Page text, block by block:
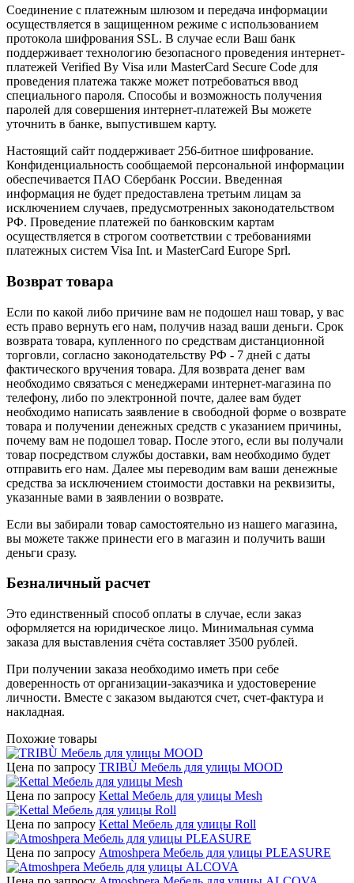
Соединение с платежным шлюзом и передача информации
осуществляется в защищенном режиме с использованием
протокола шифрования SSL. В случае если Ваш банк
поддерживает технологию безопасного проведения интернет-
платежей Verified By Visa или MasterCard Secure Code для
проведения платежа также может потребоваться ввод
специального пароля. Способы и возможность получения
паролей для совершения интернет-платежей Вы можете
уточнить в банке, выпустившем карту.
Настоящий сайт поддерживает 256-битное шифрование.
Конфиденциальность сообщаемой персональной информации
обеспечивается ПАО Сбербанк России. Введенная
информация не будет предоставлена третьим лицам за
исключением случаев, предусмотренных законодательством
РФ. Проведение платежей по банковским картам
осуществляется в строгом соответствии с требованиями
платежных систем Visa Int. и MasterCard Europe Sprl.
Возврат товара
Если по какой либо причине вам не подошел наш товар, у вас
есть право вернуть его нам, получив назад ваши деньги. Срок
возврата товара, купленного по средствам дистанционной
торговли, согласно законодательству РФ - 7 дней с даты
фактического вручения товара. Для возврата денег вам
необходимо связаться с менеджерами интернет-магазина по
телефону, либо по электронной почте, далее вам будет
необходимо написать заявление в свободной форме о возврате
товара и получении денежных средств с указанием причины,
почему вам не подошел товар. После этого, если вы получали
товар посредством службы доставки, вам необходимо будет
отправить его нам. Далее мы переводим вам ваши денежные
средства за исключением стоимости доставки на реквизиты,
указанные вами в заявлении о возврате.
Если вы забирали товар самостоятельно из нашего магазина,
вы можете также принести его в магазин и получить ваши
деньги сразу.
Безналичный расчет
Это единственный способ оплаты в случае, если заказ
оформляется на юридическое лицо. Минимальная сумма
заказа для выставления счёта составляет 3500 рублей.
При получении заказа необходимо иметь при себе
доверенность от организации-заказчика и удостоверение
личности. Вместе с заказом выдаются счет, счет-фактура и
накладная.
Похожие товары
Цена по запросу TRIBÙ Мебель для улицы MOOD
Цена по запросу Kettal Мебель для улицы Mesh
Цена по запросу Kettal Мебель для улицы Roll
Цена по запросу Atmoshpera Мебель для улицы PLEASURE